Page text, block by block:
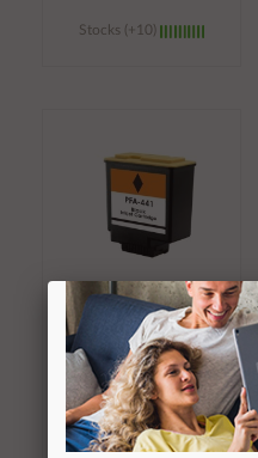
Stocks (+10)
Tinta genérica para
PHILIPS PFA441
13,80 €